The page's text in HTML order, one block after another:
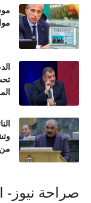
صراحة نيوز-